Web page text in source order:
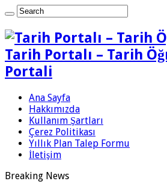
Tarih Portalı – Tarih
Portali
Ana Sayfa
Hakkımızda
Kullanım Şartları
Çerez Politikası
Yıllık Plan Talep Formu
İletişim
Breaking News